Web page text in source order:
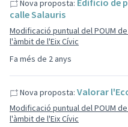
Fa més de 2 anys
Nova proposta:
calle Salauris
Modificació puntual del POUM
l'àmbit de l'Eix Cívic
Nova proposta: Valorar
Modificació puntual del POUM
l'àmbit de l'Eix Cívic